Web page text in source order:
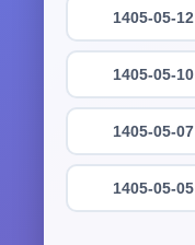
1405-05-12
1405-05-10
1405-05-07
1405-05-05